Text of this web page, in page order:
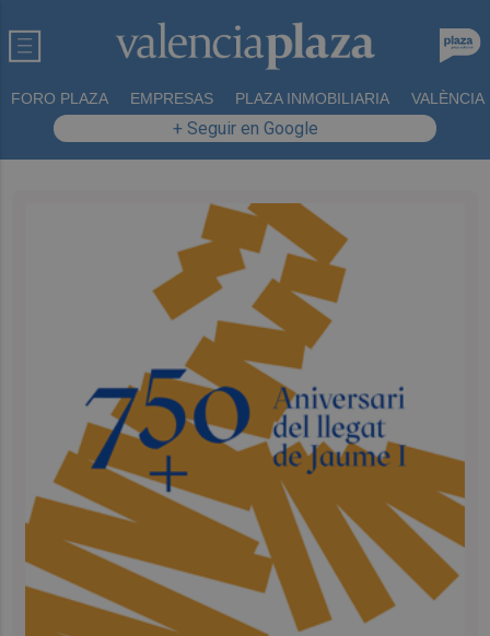
FORO PLAZA EMPRESAS PLAZA INMOBILIARIA VALÈNCIA
+ Seguir en Google